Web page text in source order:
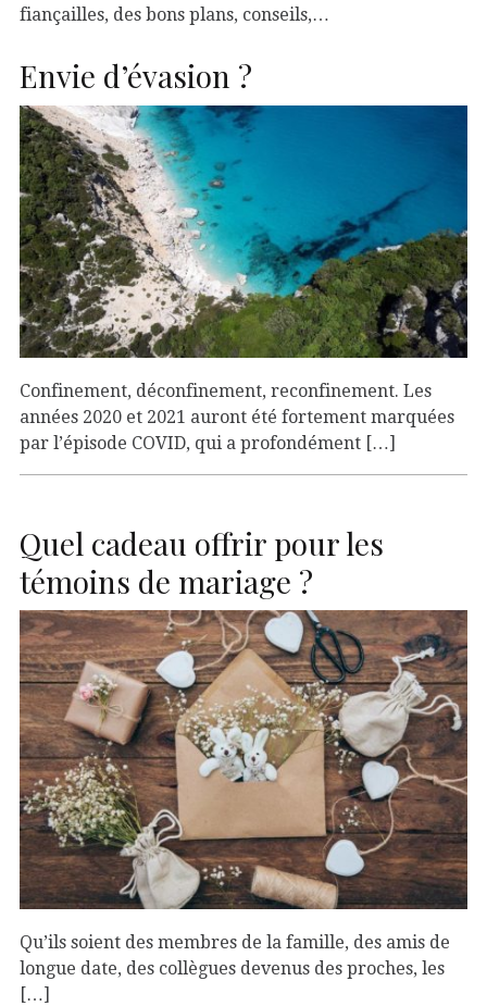
fiançailles, des bons plans, conseils,…
Envie d’évasion ?
Confinement, déconfinement, reconfinement. Les
années 2020 et 2021 auront été fortement marquées
par l’épisode COVID, qui a profondément […]
Quel cadeau offrir pour les
témoins de mariage ?
Qu’ils soient des membres de la famille, des amis de
longue date, des collègues devenus des proches, les
[…]